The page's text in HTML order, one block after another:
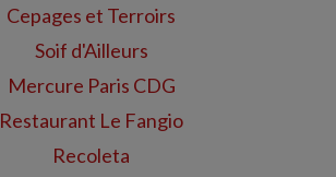
Cepages et Terroirs
Soif d'Ailleurs
Mercure Paris CDG
Restaurant Le Fangio
Recoleta